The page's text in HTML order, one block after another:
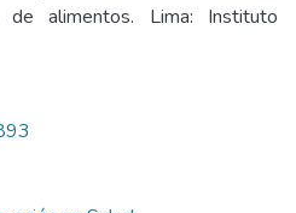
de alimentos. Lima: Instituto